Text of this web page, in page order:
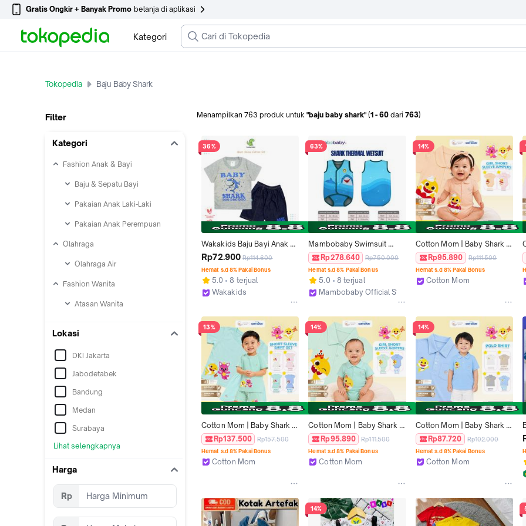
Gratis Ongkir + Banyak Promo belanja di aplikasi
Kategori
Tokopedia Baju Baby Shark
Filter
Kategori
Fashion Anak & Bayi
Baju & Sepatu Bayi
Pakaian Anak Laki-Laki
Pakaian Anak Perempuan
Olahraga
Olahraga Air
Fashion Wanita
Atasan Wanita
Lokasi
DKI Jakarta
Jabodetabek
Bandung
Medan
Surabaya
Lihat selengkapnya
Harga
Rp
Menampilkan 763 produk untuk "baju baby shark" (1 -60 dari 763)
36%
Wakakids Baju Bayi Anak
Laki Laki Usia 12 Bulan
Hingga 18 Bulan Setelan
Celana Jeans Motif Baby
Shark 3178
Rp72.900 Rp114.600
Hemat s.d 8% Pakai Bonus
5.0
8 terjual
Wakakids
63%
Mambobaby Swimsuit
Shark Baby Thermal Baju
Renang Anak Thermal Bayi
Rp278.640 Rp750.000
Hemat s.d 8% Pakai Bonus
5.0
8 terjual
Mambobaby Official Store
14%
Cotton Mom | Baby Shark
Jumper Bayi Perempuan 0-
12 Bulan Baju Anak Jumper
Lembut Adem SNI
Rp95.890 Rp111.500
Hemat s.d 8% Pakai Bonus
Cotton Mom
13%
Cotton Mom | Baby Shark
Setelan Kaos Celana
Pendek 0-12 Bulan Baju
Kaos Anak Lembut Adem
SNI
Rp137.500 Rp157.500
Hemat s.d 8% Pakai Bonus
Cotton Mom
14%
Cotton Mom | Baby Shark
Jumper Bayi Laki Laki 0-12
Bulan Baju Anak Jumper
Lembut Adem SNI
Rp95.890 Rp111.500
Hemat s.d 8% Pakai Bonus
Cotton Mom
14%
Cotton Mom | Baby Shark
Kaos Kerah Anak 1-3 Tahun
Baju Anak Polo Shirt Lembut
Adem SNI
Rp87.720 Rp102.000
Hemat s.d 8% Pakai Bonus
Cotton Mom
14%